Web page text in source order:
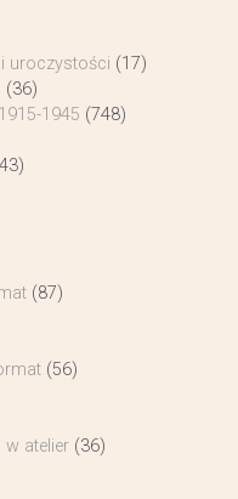
uroczystości (17)
(36)
1945 (748)
(87)
(56)
atelier (36)